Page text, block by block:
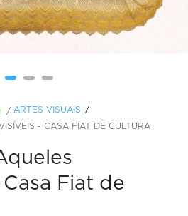
/ ARTES VISUAIS
- CASA FIAT DE CULTURA
Fiat de